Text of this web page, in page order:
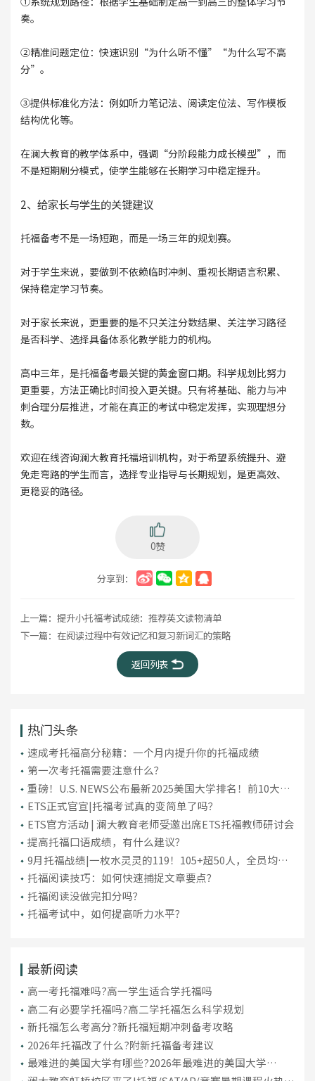
奏。
②精准问题定位：快速识别“为什么听不懂”“为什么写不高
分”。
③提供标准化方法：例如听力笔记法、阅读定位法、写作模板
结构优化等。
在澜大教育的教学体系中，强调“分阶段能力成长模型”，而
不是短期刷分模式，使学生能够在长期学习中稳定提升。
2、给家长与学生的关键建议
托福备考不是一场短跑，而是一场三年的规划赛。
对于学生来说，要做到不依赖临时冲刺、重视长期语言积累、
保持稳定学习节奏。
对于家长来说，更重要的是不只关注分数结果、关注学习路径
是否科学、选择具备体系化教学能力的机构。
高中三年，是托福备考最关键的黄金窗口期。科学规划比努力
更重要，方法正确比时间投入更关键。只有将基础、能力与冲
刺合理分层推进，才能在真正的考试中稳定发挥，实现理想分
数。
欢迎在线咨询澜大教育托福培训机构，对于希望系统提升、避
免走弯路的学生而言，选择专业指导与长期规划，是更高效、
更稳妥的路径。
0赞
分享到：
上一篇： 提升小托福考试成绩：推荐英文读物清单
下一篇： 在阅读过程中有效记忆和复习新词汇的策略
返回列表
热门头条
​速成考托福高分秘籍：一个月内提升你的托福成绩
第一次考托福需要注意什么？
重磅！U.S. NEWS公布最新2025美国大学排名！前10大洗
牌，纽大重回TOP30！
ETS正式官宣|托福考试真的变简单了吗？
ETS官方活动 | 澜大教育老师受邀出席ETS托福教师研讨会
提高托福口语成绩，有什么建议？
9月托福战绩|一枚水灵灵的119！105+超50人，全员均分
破百！
托福阅读技巧：如何快速捕捉文章要点？
托福阅读没做完扣分吗？
托福考试中，如何提高听力水平？
最新阅读
高一考托福难吗?高一学生适合学托福吗
高二有必要学托福吗?高二学托福怎么科学规划
新托福怎么考高分?新托福短期冲刺备考攻略
2026年托福改了什么?附新托福备考建议
最难进的美国大学有哪些?2026年最难进的美国大学
Top10名单